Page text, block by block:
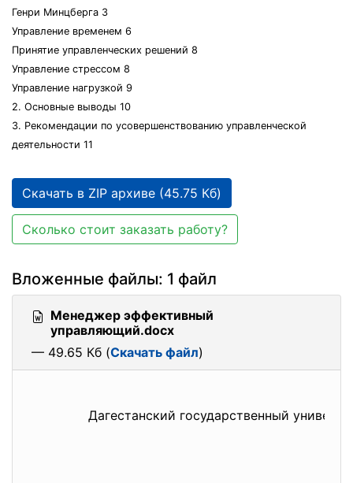
Генри Минцберга 3
Управление временем 6
Принятие управленческих решений 8
Управление стрессом 8
Управление нагрузкой 9
2. Основные выводы 10
3. Рекомендации по усовершенствованию управленческой
деятельности 11
Скачать в ZIP архиве (45.75 Кб)
Сколько стоит заказать работу?
Вложенные файлы: 1 файл
Менеджер эффективный
управляющий.docx
— 49.65 Кб (Скачать файл)
Дагестанский государственный